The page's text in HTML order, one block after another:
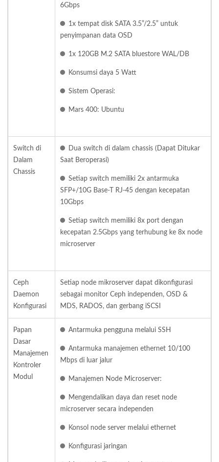
6Gbps
1x tempat disk SATA 3.5”/2.5” untuk
penyimpanan data OSD
1x 120GB M.2 SATA bluestore WAL/DB
Konsumsi daya 5 Watt
Sistem Operasi:
Mars 400: Ubuntu
Switch di
Dalam
Chassis
Dua switch di dalam chassis (Dapat Ditukar
Saat Beroperasi)
Setiap switch memiliki 2x antarmuka
SFP+/10G Base-T RJ-45 dengan kecepatan
10Gbps
Setiap switch memiliki 8x port dengan
kecepatan 2.5Gbps yang terhubung ke 8x node
microserver
Ceph
Daemon
Konfigurasi
Setiap node mikroserver dapat dikonfigurasi
sebagai monitor Ceph independen, OSD &
MDS, RADOS, dan gerbang iSCSI
Papan
Dasar
Manajemen
Kontroler
Modul
Antarmuka pengguna melalui SSH
Antarmuka manajemen ethernet 10/100
Mbps di luar jalur
Manajemen Node Microserver:
Mengendalikan daya dan reset node
microserver secara independen
Konsol node server melalui ethernet
Konfigurasi jaringan